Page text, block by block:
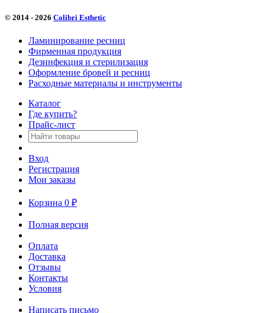
© 2014 - 2026 Colibri Esthetic
Ламинирование ресниц
Фирменная продукция
Дезинфекция и стерилизация
Оформление бровей и ресниц
Расходные материалы и инструменты
Каталог
Где купить?
Прайс-лист
Вход
Регистрация
Мои заказы
Корзина 0 ₽
Полная версия
Оплата
Доставка
Отзывы
Контакты
Условия
Написать письмо